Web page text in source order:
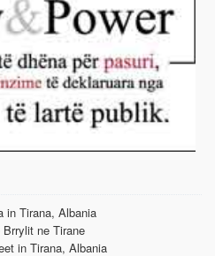
in Tirana, Albania
ne Tirane
in Tirana, Albania